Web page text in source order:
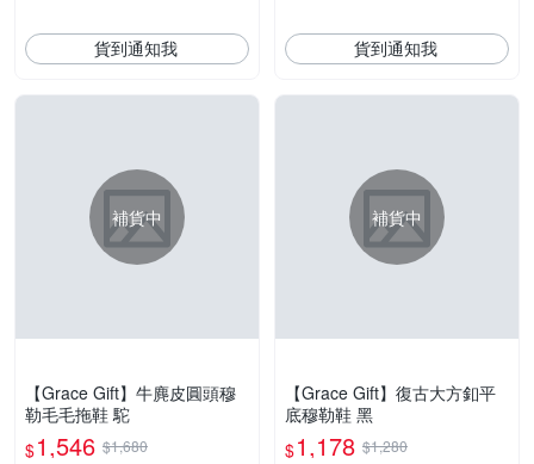
貨到通知我 貨到通知我
補貨中
【Grace Gift】牛麂皮圓頭穆
勒毛毛拖鞋 駝
$1,546 $1,680
補貨中
【Grace Gift】復古大方釦平
底穆勒鞋 黑
$1,178 $1,280